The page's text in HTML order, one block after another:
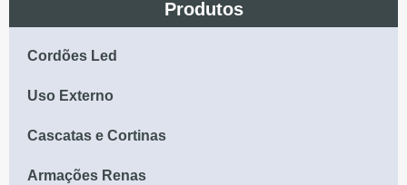
Produtos
Cordões Led
Uso Externo
Cascatas e Cortinas
Armações Renas